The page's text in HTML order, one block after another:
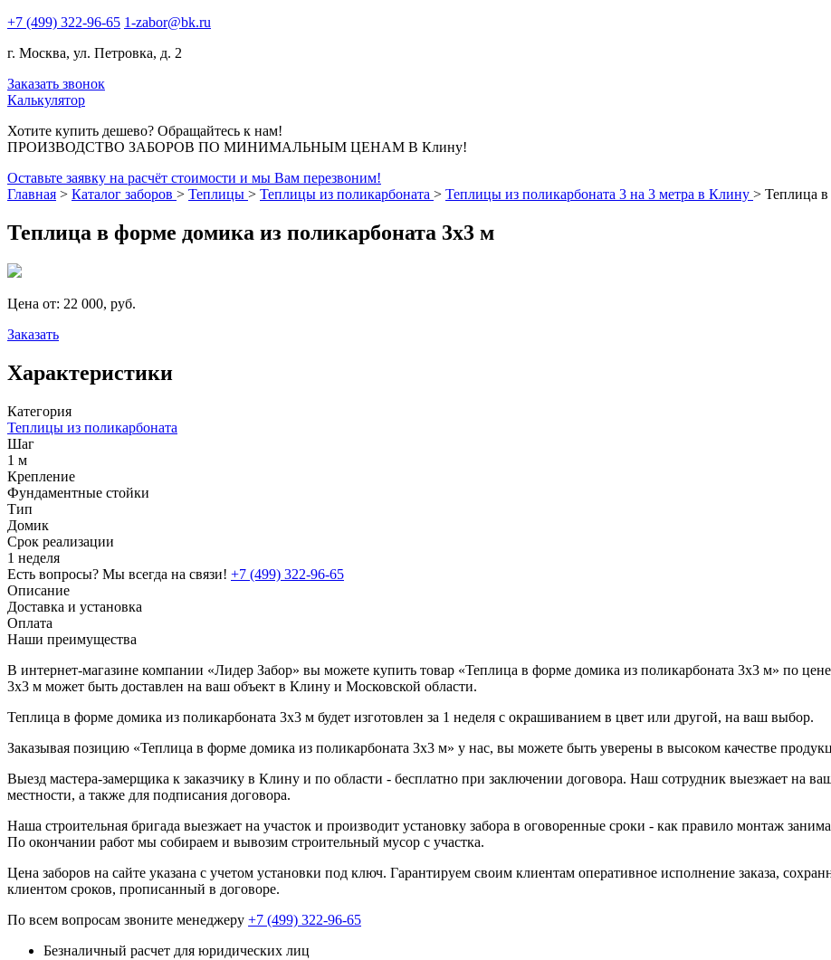
+7 (499) 322-96-65 1-zabor@bk.ru
г. Москва, ул. Петровка, д. 2
Заказать звонок
Калькулятор
Хотите купить дешево? Обращайтесь к нам!
ПРОИЗВОДСТВО ЗАБОРОВ ПО МИНИМАЛЬНЫМ ЦЕНАМ В Клину!
Оставьте заявку на расчёт стоимости и мы Вам перезвоним!
Главная > Каталог заборов > Теплицы > Теплицы из поликарбоната > Теплицы из поликарбоната 3 на 3 метра в Клину > Теплица
Теплица в форме домика из поликарбоната 3х3 м
Цена от: 22 000, руб.
Заказать
Характеристики
Категория
Теплицы из поликарбоната
Шаг
1 м
Крепление
Фундаментные стойки
Тип
Домик
Срок реализации
1 неделя
Есть вопросы? Мы всегда на связи! +7 (499) 322-96-65
Описание
Доставка и установка
Оплата
Наши преимущества
В интернет-магазине компании «Лидер Забор» вы можете купить товар «Теплица в форме домика из поликарбоната 3х3 м» по
3х3 м может быть доставлен на ваш объект в Клину и Московской области.
Теплица в форме домика из поликарбоната 3х3 м будет изготовлен за 1 неделя с окрашиванием в цвет или другой, на ваш выбор.
Заказывая позицию «Теплица в форме домика из поликарбоната 3х3 м» у нас, вы можете быть уверены в высоком качестве
Выезд мастера-замерщика к заказчику в Клину и по области - бесплатно при заключении договора. Наш сотрудник выезжает на
местности, а также для подписания договора.
Наша строительная бригада выезжает на участок и производит установку забора в оговоренные сроки - как правило монтаж
По окончании работ мы собираем и вывозим строительный мусор с участка.
Цена заборов на сайте указана с учетом установки под ключ. Гарантируем своим клиентам оперативное исполнение заказа,
клиентом сроков, прописанный в договоре.
По всем вопросам звоните менеджеру +7 (499) 322-96-65
Безналичный расчет для юридических лиц